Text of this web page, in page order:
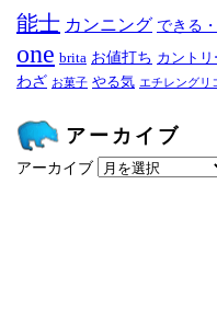
能士 カンニング できる
one brita お値打ち カント
わざ お菓子 やる気 エチレングリ
アーカイブ
アーカイブ